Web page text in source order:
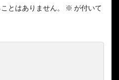
とはありません。 ※ が付いて